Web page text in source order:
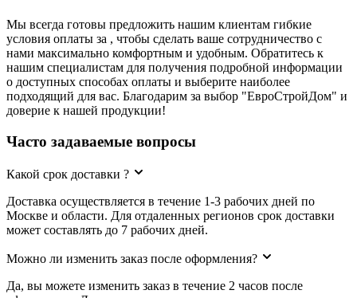
Мы всегда готовы предложить нашим клиентам гибкие
условия оплаты за , чтобы сделать ваше сотрудничество с
нами максимально комфортным и удобным. Обратитесь к
нашим специалистам для получения подробной информации
о доступных способах оплаты и выберите наиболее
подходящий для вас. Благодарим за выбор "ЕвроСтройДом" и
доверие к нашей продукции!
Часто задаваемые вопросы
Какой срок доставки ?
Доставка осуществляется в течение 1-3 рабочих дней по
Москве и области. Для отдаленных регионов срок доставки
может составлять до 7 рабочих дней.
Можно ли изменить заказ после оформления?
Да, вы можете изменить заказ в течение 2 часов после